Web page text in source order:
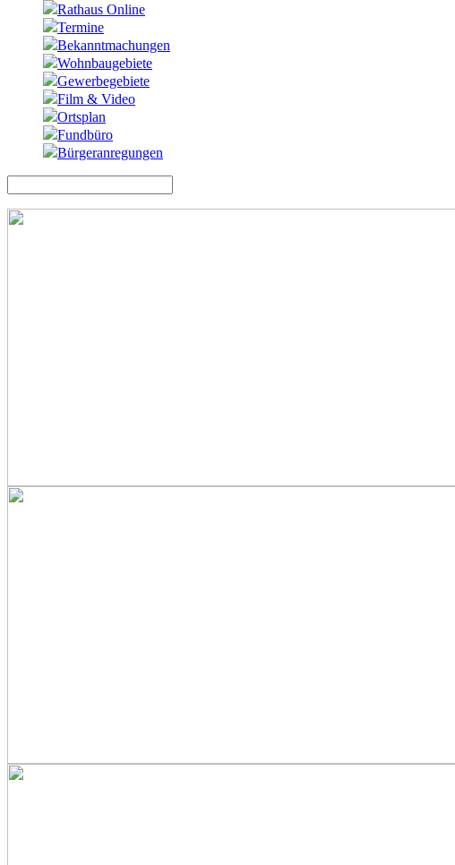
Rathaus Online
Termine
Bekanntmachungen
Wohnbaugebiete
Gewerbegebiete
Film & Video
Ortsplan
Fundbüro
Bürgeranregungen